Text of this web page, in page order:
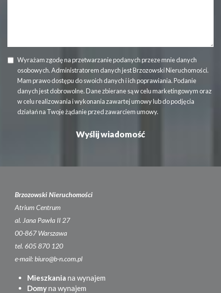
Wyrażam zgodę na przetwarzanie podanych przeze mnie danych
osobowych. Administratorem danych jest Brzozowski Nieruchomości.
Mam prawo dostępu do swoich danych i ich poprawiania. Podanie
danych jest dobrowolne. Dane zbierane są w celu marketingowym oraz
w celu realizowania i wykonania zawartej umowy lub do podjęcia
działań na Twoje żądanie przed zawarciem umowy.
Brzozowski Nieruchomości
Atrium Centrum
al. Jana Pawła II 27
00-867 Warszawa
tel. 605 870 120
e-mail: biuro@b-n.com.pl
Mieszkania na wynajem
Domyna wynajem